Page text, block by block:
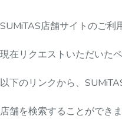
SUMiTAS店舗サイトのご利
現在リクエストいただいた
以下のリンクから、
店舗を検索することができま